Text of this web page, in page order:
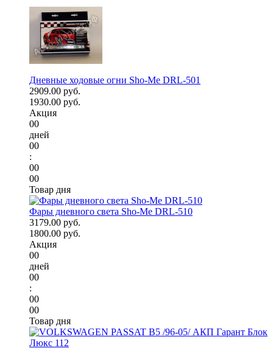
Дневные ходовые огни Sho-Me DRL-501
2909.00 руб.
1930.00 руб.
Акция
00
дней
00
:
00
00
Товар дня
Фары дневного света Sho-Me DRL-510
3179.00 руб.
1800.00 руб.
Акция
00
дней
00
:
00
00
Товар дня